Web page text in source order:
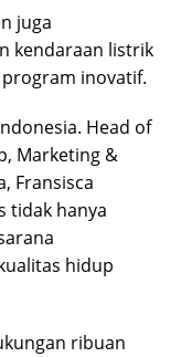
juga
kendaraan listrik
inovatif.
Head of
Marketing &
Fransisca
tidak hanya
hidup
ribuan